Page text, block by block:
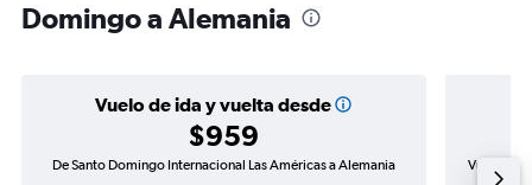
Domingo a Alemania
Vuelo de ida y vuelta desde
$959
De Santo Domingo Internacional Las Américas a Alemania Vuelo de